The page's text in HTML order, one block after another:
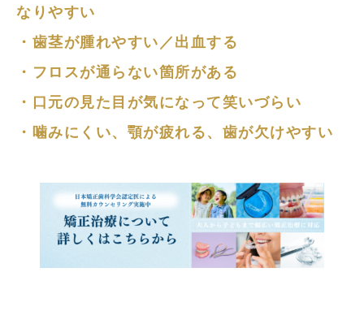
なりやすい
・歯茎が腫れやすい／出血する
・フロスが通らない箇所がある
・口元の見た目が気になって笑いづらい
・噛みにくい、顎が疲れる、歯が欠けやすい